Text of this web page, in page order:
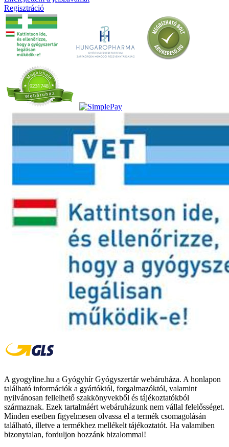
Regisztráció
A gyogyline.hu a Gyógyhír Gyógyszertár webáruháza. A honlapon
található információk a gyártóktól, forgalmazóktól, valamint
nyilvánosan fellelhető szakkönyvekből és tájékoztatókból
származnak. Ezek tartalmáért webáruházunk nem vállal felelősséget.
Minden esetben figyelmesen olvassa el a termék csomagolásán
található, illetve a termékhez mellékelt tájékoztatót. Ha valamiben
bizonytalan, forduljon hozzánk bizalommal!